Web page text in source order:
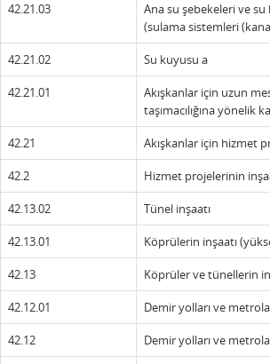
42.21.03
Ana su şebekeleri ve
(sulama sistemleri
42.21.02 Su kuyusu a
42.21.01
Akışkanlar için uzun
taşımacılığına yönelik
42.21 Akışkanlar için hizmet
42.2 Hizmet projelerinin
42.13.02 Tünel inşaatı
42.13.01 Köprülerin inşaatı
42.13 Köprüler ve tünellerin
42.12.01 Demir yolları ve
42.12 Demir yolları ve